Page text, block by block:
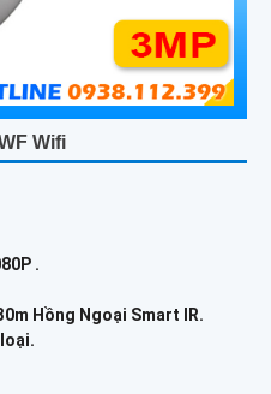
Wifi
.
Hồng Ngoại Smart IR.